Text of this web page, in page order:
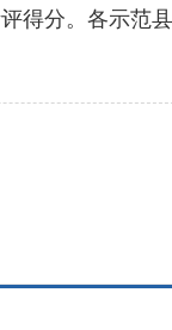
得分。各示范